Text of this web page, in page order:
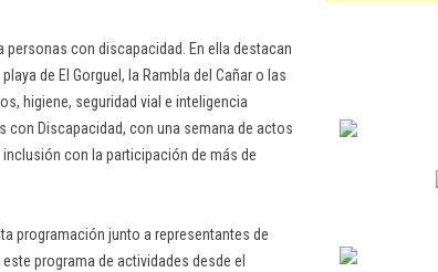
personas con discapacidad. En ella destacan
de El Gorguel, la Rambla del Cañar o las
higiene, seguridad vial e inteligencia
con Discapacidad, con una semana de actos
con la participación de más de
programación junto a representantes de
programa de actividades desde el